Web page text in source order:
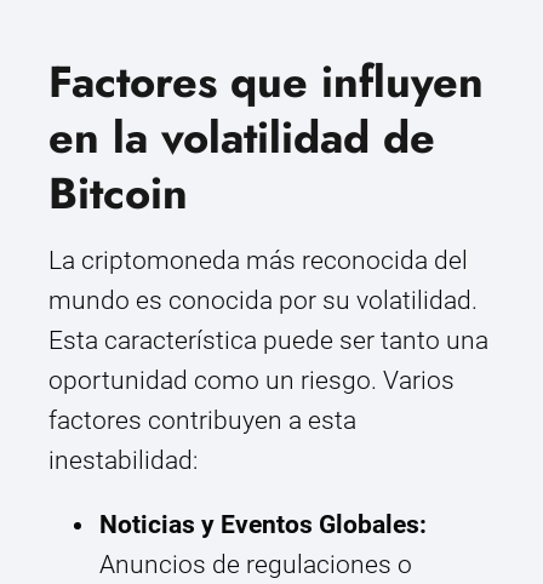
Factores que influyen
en la volatilidad de
Bitcoin
La criptomoneda más reconocida del
mundo es conocida por su volatilidad.
Esta característica puede ser tanto una
oportunidad como un riesgo. Varios
factores contribuyen a esta
inestabilidad:
Noticias y Eventos Globales:
Anuncios de regulaciones o